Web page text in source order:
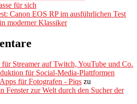
für sich
Canon EOS RP im ausführlichen Test
moderner Klassiker
Streamer auf Twitch, YouTube und Co.
für Social-Media-Plattformen
für Fotografen - Piqs zu
Fenster zur Welt durch den Sucher der